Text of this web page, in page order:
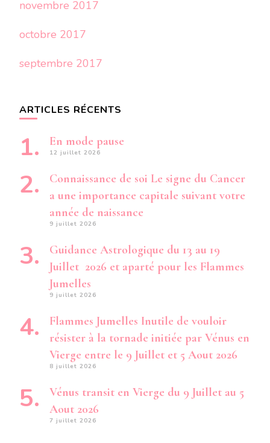
novembre 2017
octobre 2017
septembre 2017
ARTICLES RÉCENTS
En mode pause
12 juillet 2026
Connaissance de soi Le signe du Cancer
a une importance capitale suivant votre
année de naissance
9 juillet 2026
Guidance Astrologique du 13 au 19
Juillet 2026 et aparté pour les Flammes
Jumelles
9 juillet 2026
Flammes Jumelles Inutile de vouloir
résister à la tornade initiée par Vénus en
Vierge entre le 9 Juillet et 5 Aout 2026
8 juillet 2026
Vénus transit en Vierge du 9 Juillet au 5
Aout 2026
7 juillet 2026